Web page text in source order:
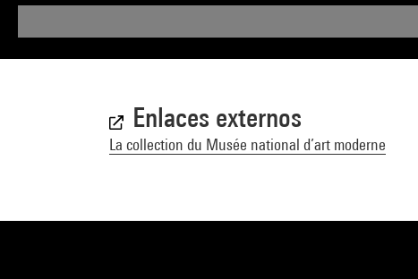
Enlaces externos
La collection du Musée national d’art moderne